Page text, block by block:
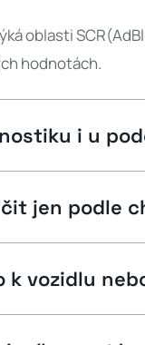
oblasti
hodnotách.
i u
jen podle
k vozidlu